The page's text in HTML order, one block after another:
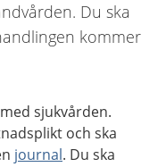
Du ska
kommer
sjukvården.
och ska
journal. Du ska